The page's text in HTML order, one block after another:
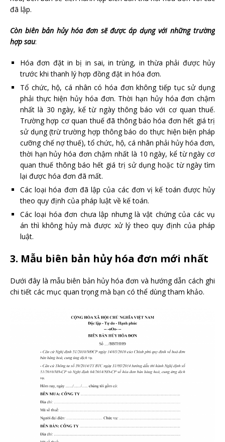
đã lập.
Còn biên bản hủy hóa đơn sẽ được áp dụng với những trường
hợp sau:
Hóa đơn đặt in bị in sai, in trùng, in thừa phải được hủy
trước khi thanh lý hợp đồng đặt in hóa đơn.
Tổ chức, hộ, cá nhân có hóa đơn không tiếp tục sử dụng
phải thực hiện hủy hóa đơn. Thời hạn hủy hóa đơn chậm
nhất là 30 ngày, kể từ ngày thông báo với cơ quan thuế.
Trường hợp cơ quan thuế đã thông báo hóa đơn hết giá trị
sử dụng (trừ trường hợp thông báo do thực hiện biện pháp
cưỡng chế nợ thuế), tổ chức, hộ, cá nhân phải hủy hóa đơn,
thời hạn hủy hóa đơn chậm nhất là 10 ngày, kể từ ngày cơ
quan thuế thông báo hết giá trị sử dụng hoặc từ ngày tìm
lại được hóa đơn đã mất.
Các loại hóa đơn đã lập của các đơn vị kế toán được hủy
theo quy định của pháp luật về kế toán.
Các loại hóa đơn chưa lập nhưng là vật chứng của các vụ
án thì không hủy mà được xử lý theo quy định của pháp
luật.
3. Mẫu biên bản hủy hóa đơn mới nhất
Dưới đây là mẫu biên bản hủy hóa đơn và hướng dẫn cách ghi
chi tiết các mục quan trọng mà bạn có thể dùng tham khảo.